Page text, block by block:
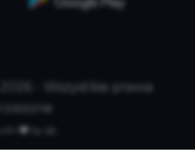
- Wszystkie prawa